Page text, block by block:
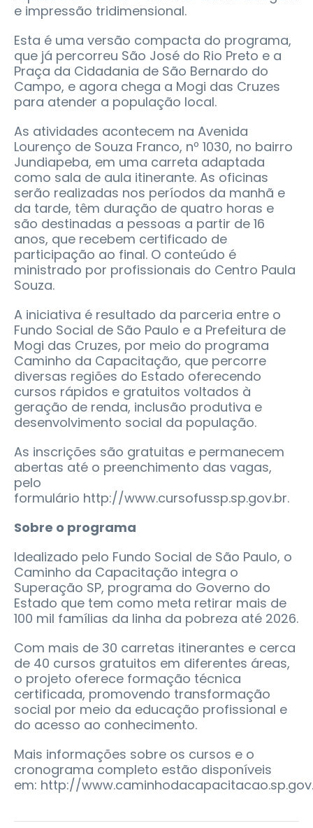
e impressão tridimensional.
Esta é uma versão compacta do programa,
que já percorreu São José do Rio Preto e a
Praça da Cidadania de São Bernardo do
Campo, e agora chega a Mogi das Cruzes
para atender a população local.
As atividades acontecem na Avenida
Lourenço de Souza Franco, nº 1030, no bairro
Jundiapeba, em uma carreta adaptada
como sala de aula itinerante. As oficinas
serão realizadas nos períodos da manhã e
da tarde, têm duração de quatro horas e
são destinadas a pessoas a partir de 16
anos, que recebem certificado de
participação ao final. O conteúdo é
ministrado por profissionais do Centro Paula
Souza.
A iniciativa é resultado da parceria entre o
Fundo Social de São Paulo e a Prefeitura de
Mogi das Cruzes, por meio do programa
Caminho da Capacitação, que percorre
diversas regiões do Estado oferecendo
cursos rápidos e gratuitos voltados à
geração de renda, inclusão produtiva e
desenvolvimento social da população.
As inscrições são gratuitas e permanecem
abertas até o preenchimento das vagas,
pelo
formulário http://www.cursofussp.sp.gov.br.
Sobre o programa
Idealizado pelo Fundo Social de São Paulo, o
Caminho da Capacitação integra o
Superação SP, programa do Governo do
Estado que tem como meta retirar mais de
100 mil famílias da linha da pobreza até 2026.
Com mais de 30 carretas itinerantes e cerca
de 40 cursos gratuitos em diferentes áreas,
o projeto oferece formação técnica
certificada, promovendo transformação
social por meio da educação profissional e
do acesso ao conhecimento.
Mais informações sobre os cursos e o
cronograma completo estão disponíveis
em: http://